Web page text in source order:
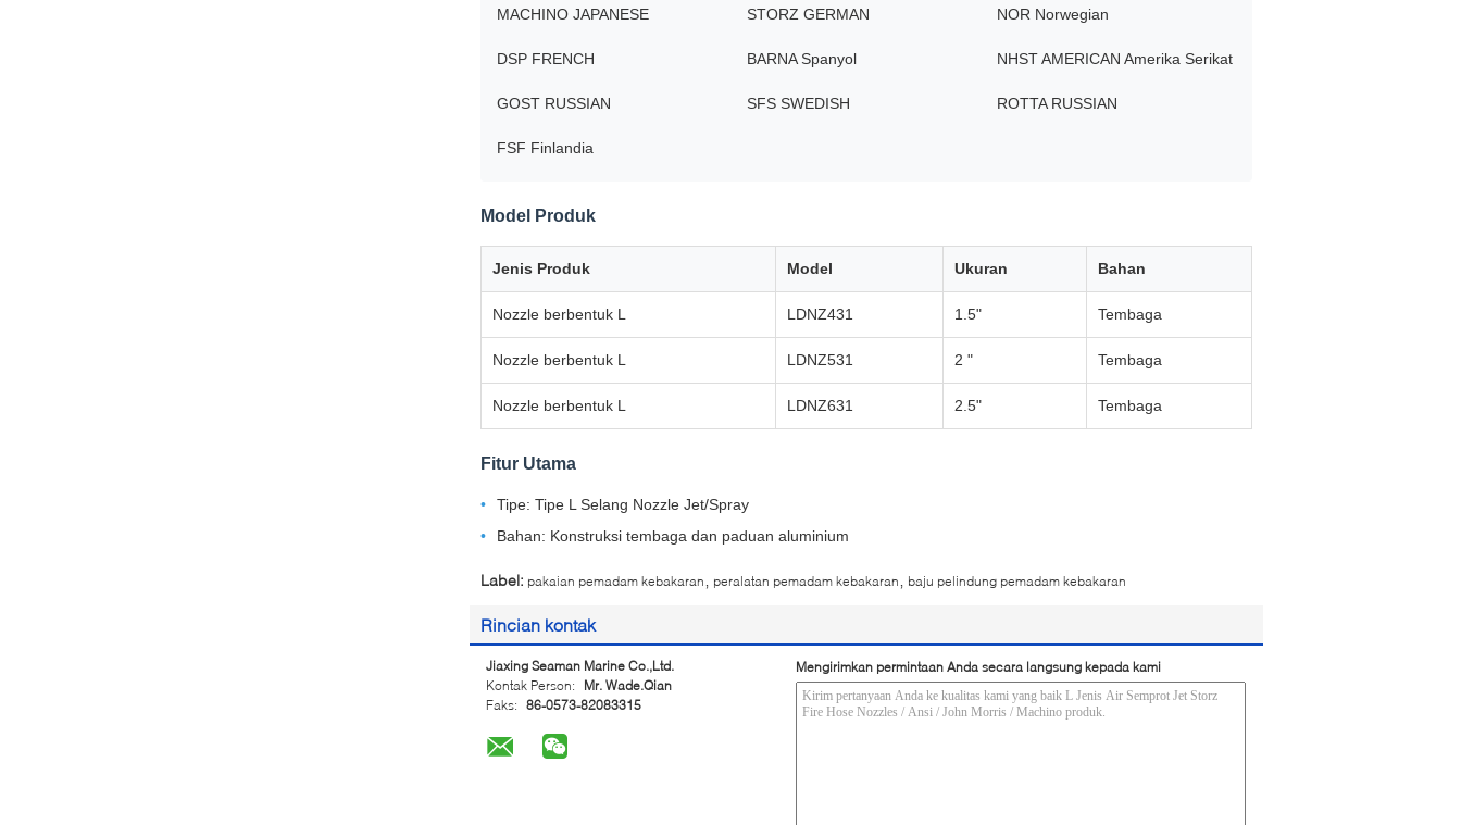
MACHINO JAPANESE STORZ GERMAN NOR Norwegian
DSP FRENCH BARNA Spanyol NHST AMERICAN Amerika Serikat
GOST RUSSIAN SFS SWEDISH ROTTA RUSSIAN
FSF Finlandia
Model Produk
Jenis Produk Model Ukuran Bahan
Nozzle berbentuk L LDNZ431 1.5" Tembaga
Nozzle berbentuk L LDNZ531 2 " Tembaga
Nozzle berbentuk L LDNZ631 2.5" Tembaga
Fitur Utama
Tipe: Tipe L Selang Nozzle Jet/Spray
Bahan: Konstruksi tembaga dan paduan aluminium
Label: pakaian pemadam kebakaran peralatan pemadam kebakaran baju pelindung pemadam kebakaran
Rincian kontak
Jiaxing Seaman Marine Co.,Ltd.
Kontak Person:
Mr. Wade.Qian
Faks: 86-0573-82083315
Mengirimkan permintaan Anda secara langsung kepada kami